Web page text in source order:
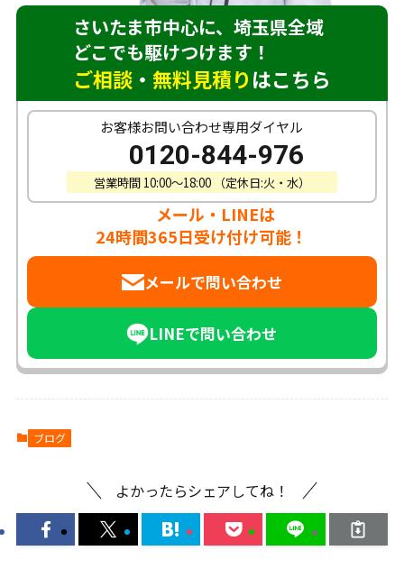
さいたま市中心に、埼玉県全域
どこでも駆けつけます！
ご相談 ・ 無料見積りはこちら
お客様お問い合わせ専用ダイヤル
0120-844-976
営業時間 10:00〜18:00 （定休日:火・水）
メール・LINEは
24時間365日受け付け可能！
メールで問い合わせ
LINEで問い合わせ
ブログ
よかったらシェアしてね！